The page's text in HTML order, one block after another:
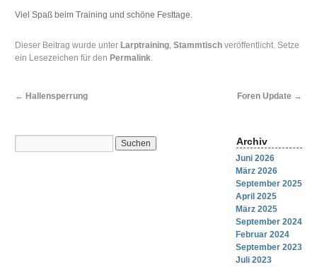
Viel Spaß beim Training und schöne Festtage.
Dieser Beitrag wurde unter Larptraining, Stammtisch veröffentlicht. Setze
ein Lesezeichen für den Permalink.
← Hallensperrung Foren Update →
Archiv
Juni 2026
März 2026
September 2025
April 2025
März 2025
September 2024
Februar 2024
September 2023
Juli 2023